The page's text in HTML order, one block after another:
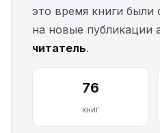
это время книги были
на новые публикации
читатель.
76
книг